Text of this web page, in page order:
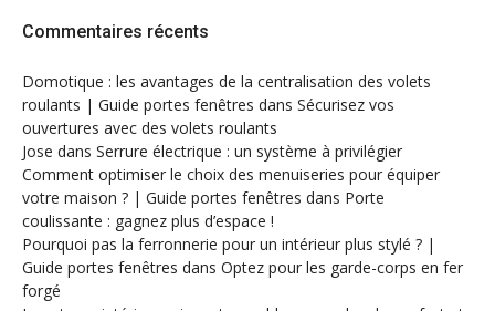
Commentaires récents
Domotique : les avantages de la centralisation des volets
roulants | Guide portes fenêtres dans Sécurisez vos
ouvertures avec des volets roulants
Jose dans Serrure électrique : un système à privilégier
Comment optimiser le choix des menuiseries pour équiper
votre maison ? | Guide portes fenêtres dans Porte
coulissante : gagnez plus d’espace !
Pourquoi pas la ferronnerie pour un intérieur plus stylé ? |
Guide portes fenêtres dans Optez pour les garde-corps en fer
forgé